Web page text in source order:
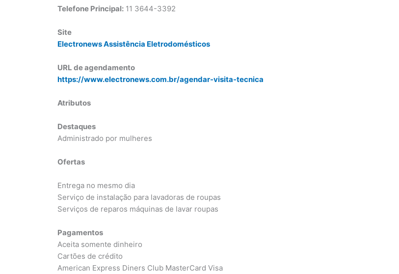
Telefone Principal: 11 3644-3392
Site
Electronews Assistência Eletrodomésticos
URL de agendamento
https://www.electronews.com.br/agendar-visita-tecnica
Atributos
Destaques
Administrado por mulheres
Ofertas
Entrega no mesmo dia
Serviço de instalação para lavadoras de roupas
Serviços de reparos máquinas de lavar roupas
Pagamentos
Aceita somente dinheiro
Cartões de crédito
American Express Diners Club MasterCard Visa